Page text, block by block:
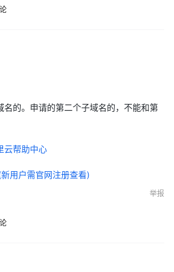
名的。申请的第二个子域名的，不能和第
云帮助中心
用户需官网注册查看)
举报